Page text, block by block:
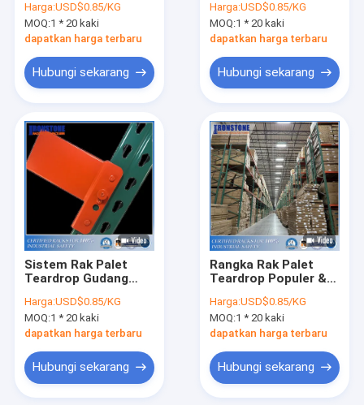
Produk
Video
Tentang kami
Tur Pabrik
Permintaan Penawaran
Sistem Racking Pallet Selektif
Bersertifikasi RMI
Harga:USD$0.85/KG
MOQ:1 * 20 kaki
dapatkan harga terbaru
Hubungi sekarang
untuk Penyimpanan
Massal
Harga:USD$0.85/KG
MOQ:1 * 20 kaki
dapatkan harga terbaru
Hubungi sekarang
Sistem Rak Palet
Teardrop Gudang
Biaya
Harga:USD$0.85/KG
MOQ:1 * 20 kaki
dapatkan harga terbaru
Hubungi sekarang
Rangka Rak Palet
Teardrop Populer &
Penyimpanan Kargo
Berat
Harga:USD$0.85/KG
MOQ:1 * 20 kaki
dapatkan harga terbaru
Hubungi sekarang